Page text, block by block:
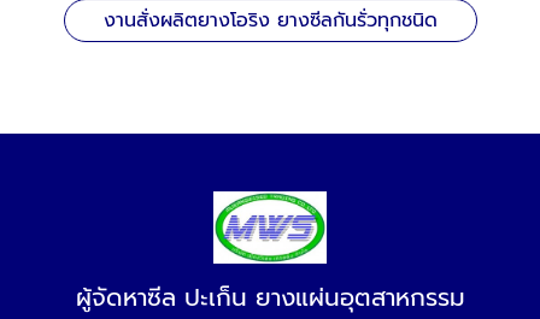
งานสั่งผลิตยางโอริง ยางซีลกันรั่วทุกชนิด
ผู้จัดหาซีล ปะเก็น ยางแผ่นอุตสาหกรรม